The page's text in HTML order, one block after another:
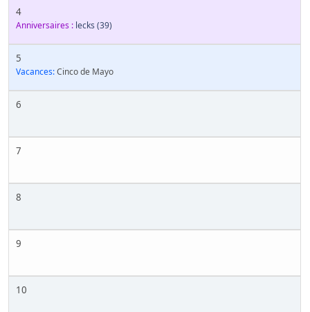
4
Anniversaires : lecks (39)
5
Vacances:Cinco de Mayo
6
7
8
9
10